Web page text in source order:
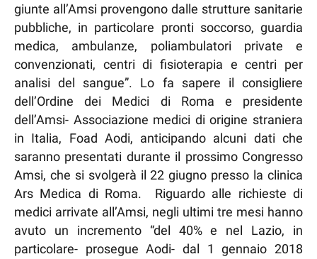
giunte all’Amsi provengono dalle strutture sanitarie
pubbliche, in particolare pronti soccorso, guardia
medica, ambulanze, poliambulatori private e
convenzionati, centri di fisioterapia e centri per
analisi del sangue”. Lo fa sapere il consigliere
dell’Ordine dei Medici di Roma e presidente
dell’Amsi- Associazione medici di origine straniera
in Italia, Foad Aodi, anticipando alcuni dati che
saranno presentati durante il prossimo Congresso
Amsi, che si svolgerà il 22 giugno presso la clinica
Ars Medica di Roma. Riguardo alle richieste di
medici arrivate all’Amsi, negli ultimi tre mesi hanno
avuto un incremento “del 40% e nel Lazio, in
particolare- prosegue Aodi- dal 1 gennaio 2018